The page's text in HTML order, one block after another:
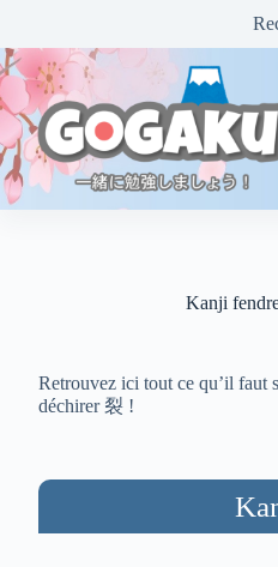
Kanji
Retrouvez ici tout ce qu’il faut
déchirer 裂 !